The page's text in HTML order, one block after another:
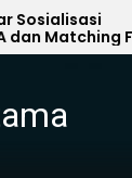
Fund